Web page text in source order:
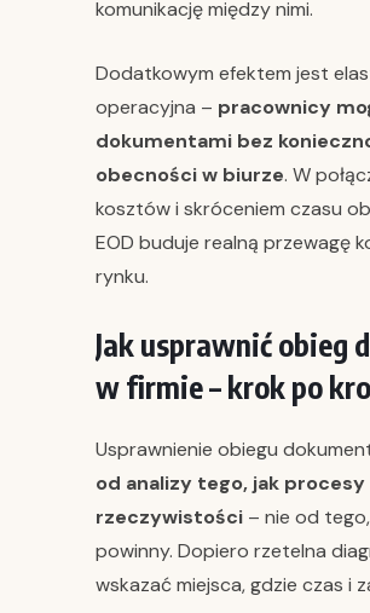
komunikację między nimi.
Dodatkowym efektem jest
operacyjna – pracownicy
dokumentami bez
obecności w biurze. W
kosztów i skróceniem czasu
EOD buduje realną przewagę
rynku.
Jak usprawnić obieg
w firmie – krok po
Usprawnienie obiegu
od analizy tego, jak procesy
rzeczywistości – nie od
powinny. Dopiero rzetelna
wskazać miejsca, gdzie czas i